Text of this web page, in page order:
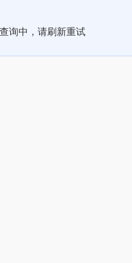
询中，请刷新重试